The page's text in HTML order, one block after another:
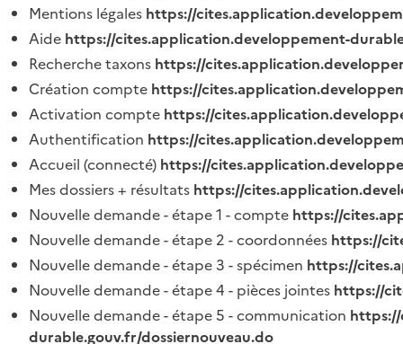
Mentions légales https://
Aide https://cites.application.developpement-
Recherche taxons https://
Création compte https://
Activation compte https://
Authentification https://
Accueil (connecté) https://
Mes dossiers + résultats https://
Nouvelle demande - étape 1 - compte https://
Nouvelle demande - étape 2 - coordonnées https://
Nouvelle demande - étape 3 - spécimen https://
Nouvelle demande - étape 4 - pièces jointes https://
Nouvelle demande - étape 5 - communication
durable.gouv.fr/dossiernouveau.do